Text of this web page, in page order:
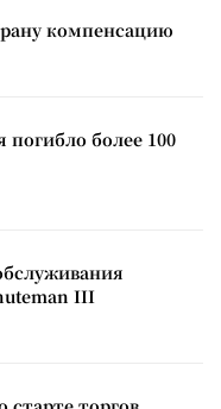
компенсацию
более 100
III